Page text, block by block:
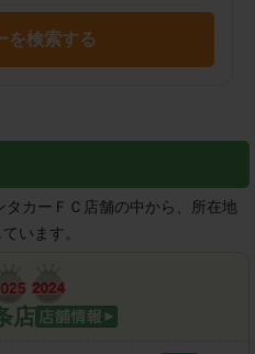
を検索する
カーＦＣ店舗の中から、所在地
います。
店